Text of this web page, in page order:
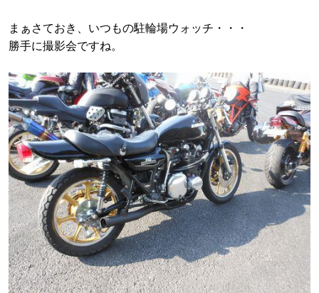
まぁさておき、いつもの駐輪場ウォッチ・・・
勝手に撮影会ですね。